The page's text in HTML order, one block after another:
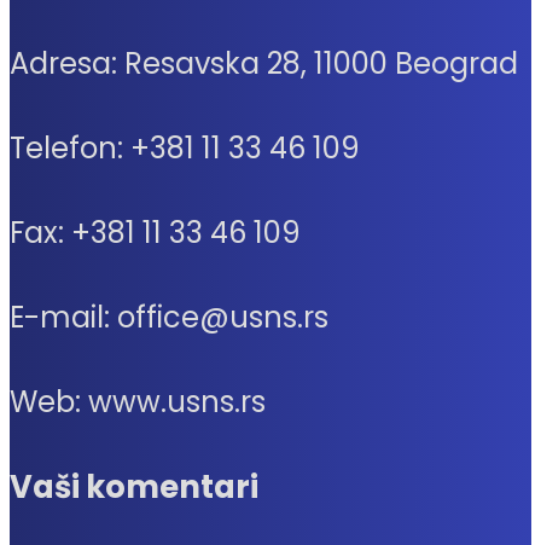
Adresa: Resavska 28, 11000 Beograd
Telefon: +381 11 33 46 109
Fax: +381 11 33 46 109
E-mail: office@usns.rs
Web: www.usns.rs
Vaši komentari